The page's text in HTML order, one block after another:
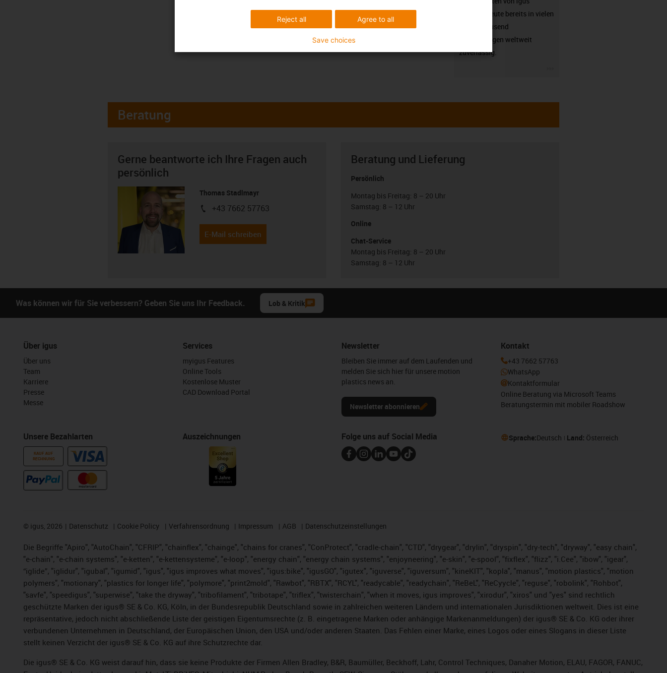
arbeiten heute bereits in vielen
hunderttausend
Anwendungen weltweit
zuverlässig.
Beratung
Gerne beantworte ich Ihre Fragen auch
persönlich
Thomas Stadlmayr
igus-icon-phone
+43 7662 57763
E-Mail schreiben
Beratung und Lieferung
Persönlich
Montag bis Freitag: 8 – 20 Uhr
Samstag: 8 – 12 Uhr
Online
Chat-Service
Montag bis Freitag: 8 – 20 Uhr
Samstag: 8 – 12 Uhr
Was können wir für Sie verbessern? Geben Sie uns Ihr Feedback. Lob & Kritik
Über igus
Über uns
Team
Karriere
Presse
Messe
Unsere Bezahlarten
KAUF AUF
RECHNUNG
Services
myigus Features
Online Tools
Kostenlose Muster
CAD Download Portal
Auszeichnungen
Newsletter
Bleiben Sie immer auf dem Laufenden und
melden Sie sich hier für unsere motion
plastics news an.
Newsletter abonnieren
Kontakt
+43 7662 57763
WhatsApp
Kontaktformular
Online Beratung via Microsoft Teams
Beratungstermin mit mobiler Roadshow
Folge uns auf Social Media Sprache:Deutsch Land: Österreich
© igus, 2026 Datenschutz Cookie Policy Verfahrensordnung Impressum AGB Datenschutzeinstellungen
Die Begriffe "Apiro", "AutoChain", "CFRIP", "chainflex", "chainge", "chains for cranes", "ConProtect", "cradle-chain", "CTD", "drygear", "drylin", "dryspin", "dry-tech", "dryway", "easy chain",
"e-chain", "e-chain systems", "e-ketten", "e-kettensysteme", "e-loop", "energy chain", "energy chain systems", "enjoyneering", "e-skin", "e-spool", "fixflex", "flizz", "i.Cee", "ibow", "igear",
“iglide”, "iglidur", "igubal", "igumid", "igus", "igus improves what moves", "igus:bike", "igusGO", "igutex", "iguverse", "iguversum", "kineKIT", "kopla", "manus", "motion plastics", "motion
polymers", "motionary", "plastics for longer life", "polymore", "print2mold", "Rawbot", "RBTX", "RCYL", "readycable", "readychain", "ReBeL", "ReCyycle", "reguse", "robolink", "Rohbot",
"savfe", "speedigus", "superwise", "take the dryway", "tribofilament", "tribotape", "triflex", "twisterchain", "when it moves, igus improves", "xirodur", "xiros" und "yes" sind rechtlich
geschützte Marken der igus® SE & Co. KG, Köln, in der Bundesrepublik Deutschland sowie in zahlreichen weiteren Ländern und internationalen Jurisdiktionen weltweit. Dies ist eine
repräsentative, jedoch nicht abschließende Liste der geistigen Eigentumsrechte (z. B. eingetragene Marken oder anhängige Markenanmeldungen) der igus® SE & Co. KG oder ihrer
verbundenen Unternehmen in Deutschland, der Europäischen Union, den USA und/oder anderen Staaten. Das Fehlen einer Marke, eines Logos oder eines Slogans in dieser Liste
stellt keinen Verzicht der igus® SE & Co. KG auf ihre Schutzrechte dar.
Die igus® SE & Co. KG weist darauf hin, dass sie keine Produkte der Firmen Allen Bradley, B&R, Baumüller, Beckhoff, Lahr, Control Techniques, Danaher Motion, ELAU, FAGOR, FANUC,
Agree to all
Reject all
Save choices